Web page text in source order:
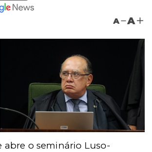
A A
abre o seminário Luso-